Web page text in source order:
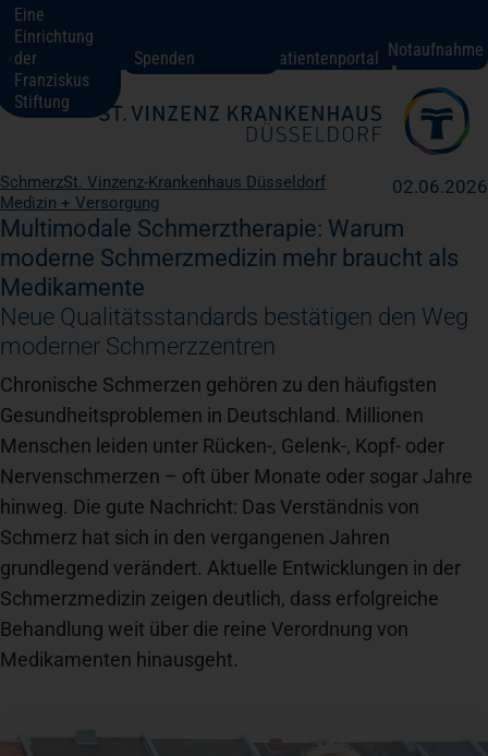
Eine
Einrichtung
der
Franziskus
Stiftung
Spenden Patientenportal Notaufnahme
St. Vinzenz-Krankenhaus Düsseldorf
Patienten + Besucher
Über uns
Kontakt
Spenden + Helfen
News
SchmerzSt. Vinzenz-Krankenhaus Düsseldorf
Medizin + Versorgung
02.06.2026
Multimodale Schmerztherapie: Warum
moderne Schmerzmedizin mehr braucht als
Medikamente
Neue Qualitätsstandards bestätigen den Weg
moderner Schmerzzentren
Chronische Schmerzen gehören zu den häufigsten
Gesundheitsproblemen in Deutschland. Millionen
Menschen leiden unter Rücken-, Gelenk-, Kopf- oder
Nervenschmerzen – oft über Monate oder sogar Jahre
hinweg. Die gute Nachricht: Das Verständnis von
Schmerz hat sich in den vergangenen Jahren
grundlegend verändert. Aktuelle Entwicklungen in der
Schmerzmedizin zeigen deutlich, dass erfolgreiche
Behandlung weit über die reine Verordnung von
Medikamenten hinausgeht.